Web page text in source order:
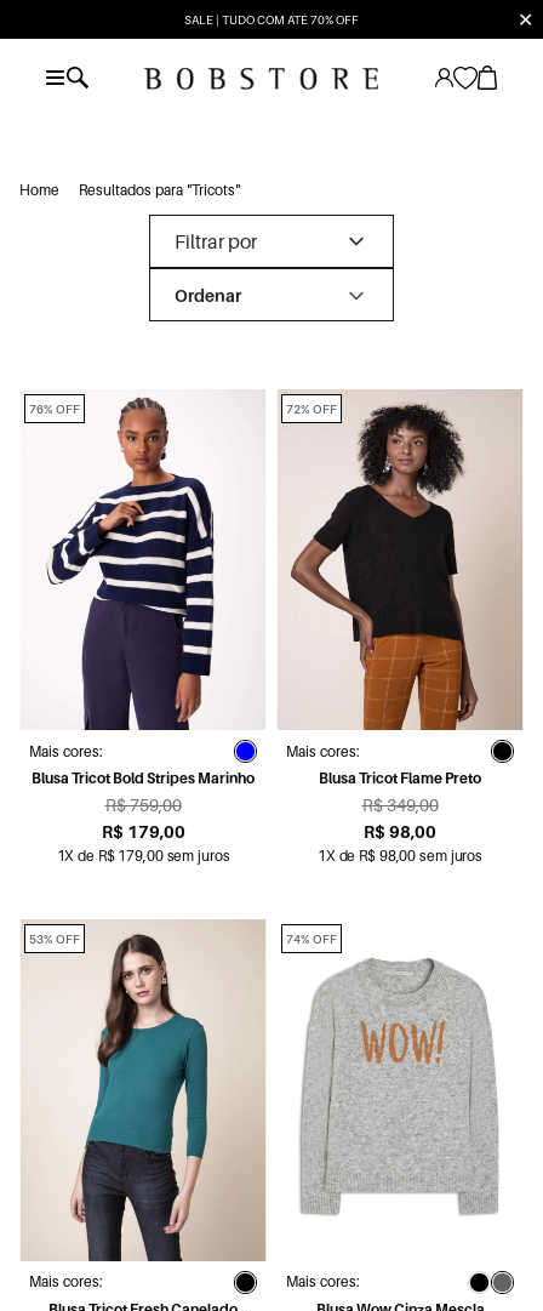
SALE | TUDO COM ATÉ 70% OFF ✕
Home Resultados para "Tricots"
Filtrar por
Mais cores:
Blusa Tricot Bold Stripes Marinho
R$ 759,00
R$ 179,00
1X de R$ 179,00 sem juros
76% OFF
Mais cores:
Blusa Tricot Flame Preto
R$ 349,00
R$ 98,00
1X de R$ 98,00 sem juros
72% OFF
Mais cores:
53% OFF
Mais cores:
74% OFF